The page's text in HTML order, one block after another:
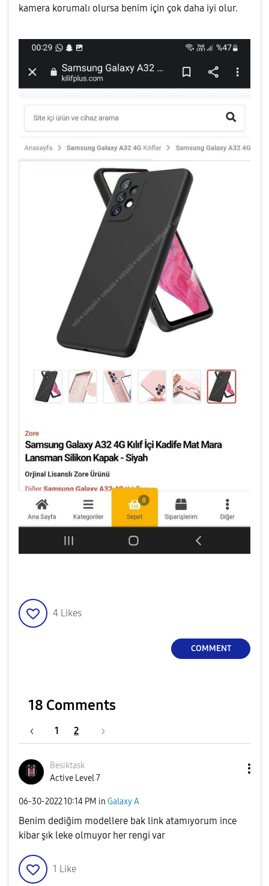
kamera korumalı olursa benim için çok daha iyi olur.
4 Likes
COMMENT
18 Comments
1 2
Besiktask
Active Level 7
‎06-30-202210:14 PM in Galaxy A
Benim dediğim modellere bak link atamıyorum ince
kibar şık leke olmuyor her rengi var
1 Like